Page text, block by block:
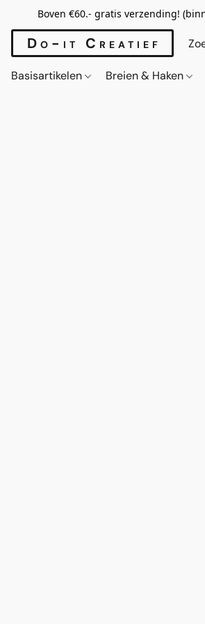
Boven €60.- gratis verzending!
Do-it Creatief
Basisartikelen Breien & Haken